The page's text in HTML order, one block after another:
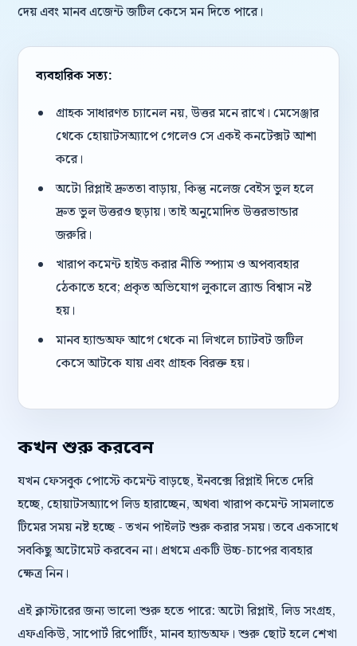
দেয় এবং মানব এজেন্ট জটিল কেসে মন দিতে পারে।
ব্যবহারিক সত্য:
গ্রাহক সাধারণত চ্যানেল নয়, উত্তর মনে রাখে। মেসেঞ্জার
থেকে হোয়াটসঅ্যাপে গেলেও সে একই কনটেক্সট আশা
করে।
অটো রিপ্লাই দ্রুততা বাড়ায়, কিন্তু নলেজ বেইস ভুল হলে
দ্রুত ভুল উত্তরও ছড়ায়। তাই অনুমোদিত উত্তরভান্ডার
জরুরি।
খারাপ কমেন্ট হাইড করার নীতি স্প্যাম ও অপব্যবহার
ঠেকাতে হবে; প্রকৃত অভিযোগ লুকালে ব্র্যান্ড বিশ্বাস নষ্ট
হয়।
মানব হ্যান্ডঅফ আগে থেকে না লিখলে চ্যাটবট জটিল
কেসে আটকে যায় এবং গ্রাহক বিরক্ত হয়।
কখন শুরু করবেন
যখন ফেসবুক পোস্টে কমেন্ট বাড়ছে, ইনবক্সে রিপ্লাই দিতে দেরি
হচ্ছে, হোয়াটসঅ্যাপে লিড হারাচ্ছেন, অথবা খারাপ কমেন্ট সামলাতে
টিমের সময় নষ্ট হচ্ছে - তখন পাইলট শুরু করার সময়। তবে একসাথে
সবকিছু অটোমেট করবেন না। প্রথমে একটি উচ্চ-চাপের ব্যবহার
ক্ষেত্র নিন।
এই ক্লাস্টারের জন্য ভালো শুরু হতে পারে: অটো রিপ্লাই, লিড সংগ্রহ,
এফএকিউ, সাপোর্ট রিপোর্টিং, মানব হ্যান্ডঅফ। শুরু ছোট হলে শেখা